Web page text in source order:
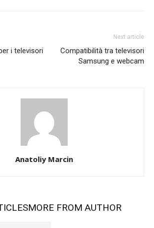
i televisori
Next article
Compatibilità tra televisori
Samsung e webcam
Anatoliy Marcin
MORE FROM AUTHOR